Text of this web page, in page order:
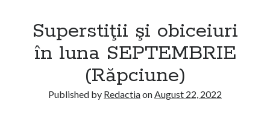
U
L
I
E
(
s
i
ţ
i
i
Superstiţii şi obiceiuri
în luna SEPTEMBRIE
(Răpciune)
Published by RedactiaonAugust 22, 2022